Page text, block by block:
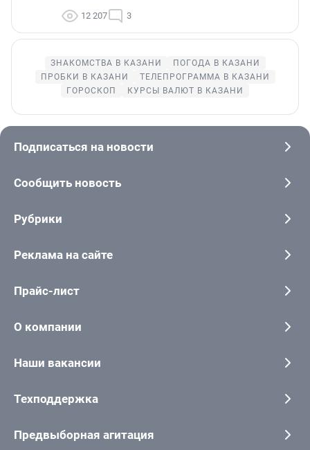
12 207 3
ЗНАКОМСТВА В КАЗАНИ
ПОГОДА В КАЗАНИ
ПРОБКИ В КАЗАНИ
ТЕЛЕПРОГРАММА В КАЗАНИ
ГОРОСКОП
КУРСЫ ВАЛЮТ В КАЗАНИ
Подписаться на новости
Сообщить новость
Рубрики
Реклама на сайте
Прайс-лист
О компании
Наши вакансии
Техподдержка
Предвыборная агитация